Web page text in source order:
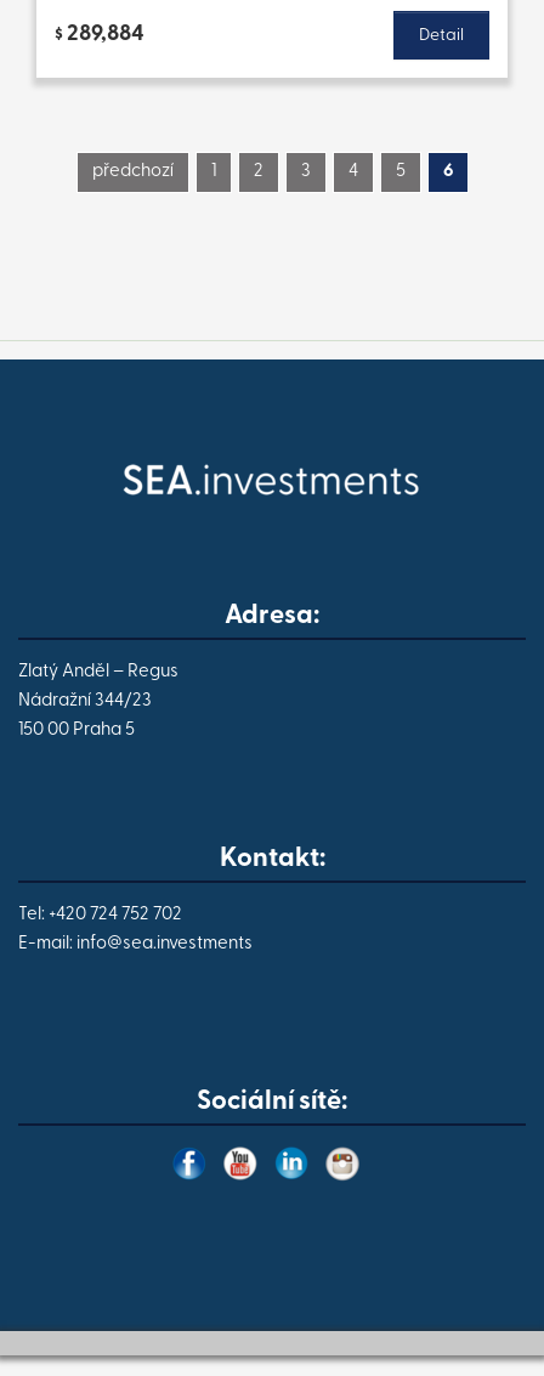
$ 289,884 Detail
předchozí 1 2 3 4 5 6
Adresa:
Zlatý Anděl – Regus
Nádražní 344/23
150 00 Praha 5
Kontakt:
Tel: +420 724 752 702
E-mail: info@sea.investments
Sociální sítě: